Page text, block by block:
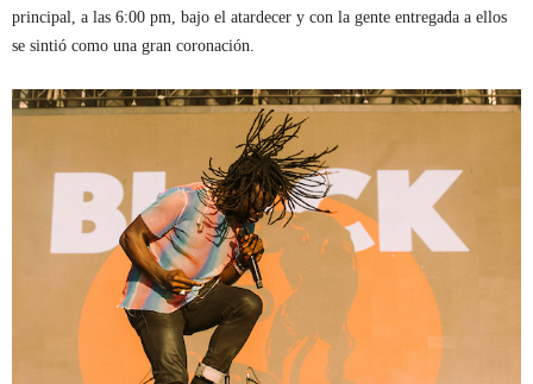
principal, a las 6:00 pm, bajo el atardecer y con la gente entregada a ellos
se sintió como una gran coronación.